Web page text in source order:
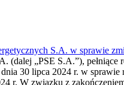
S.A. w sprawie
(dalej „PSE S.A.”),
30 lipca 2024 r. w
r. W związku z